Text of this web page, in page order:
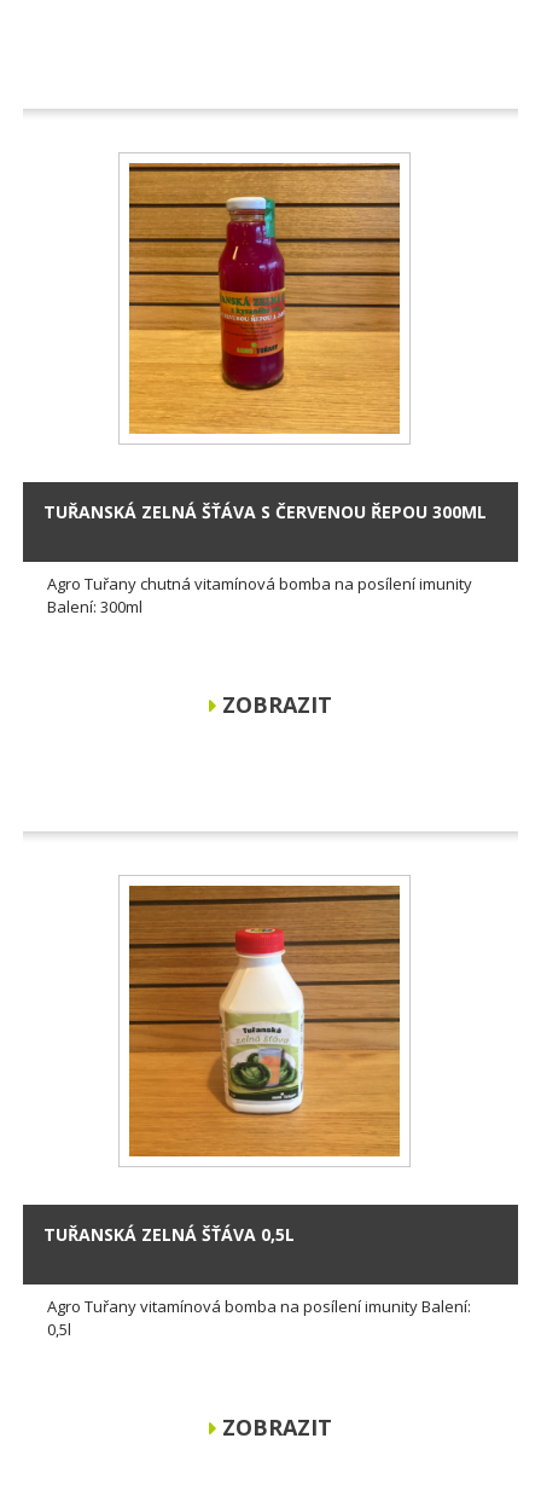
TUŘANSKÁ ZELNÁ ŠŤÁVA S ČERVENOU ŘEPOU 300ML
Agro Tuřany chutná vitamínová bomba na posílení imunity
Balení: 300ml
ZOBRAZIT
TUŘANSKÁ ZELNÁ ŠŤÁVA 0,5L
Agro Tuřany vitamínová bomba na posílení imunity Balení:
0,5l
ZOBRAZIT